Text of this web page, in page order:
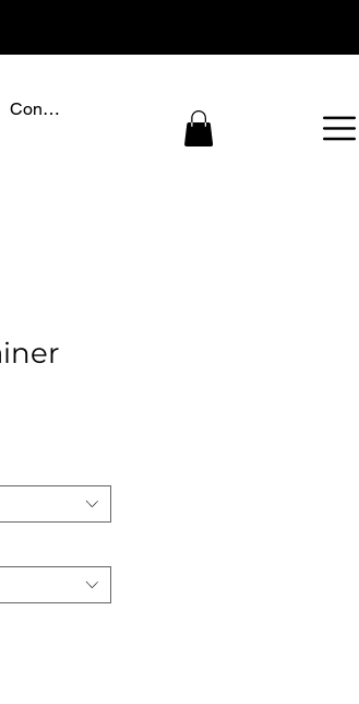
Connectez-vous